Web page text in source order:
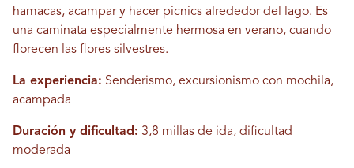
hamacas, acampar y hacer picnics alrededor del lago. Es
una caminata especialmente hermosa en verano, cuando
florecen las flores silvestres.
La experiencia: Senderismo, excursionismo con mochila,
acampada
Duración y dificultad: 3,8 millas de ida, dificultad
moderada